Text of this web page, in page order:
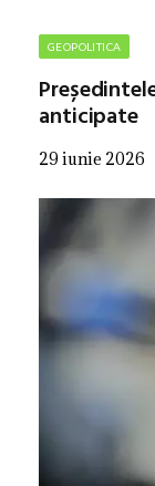
GEOPOLITICA
anticipate
29 iunie 2026